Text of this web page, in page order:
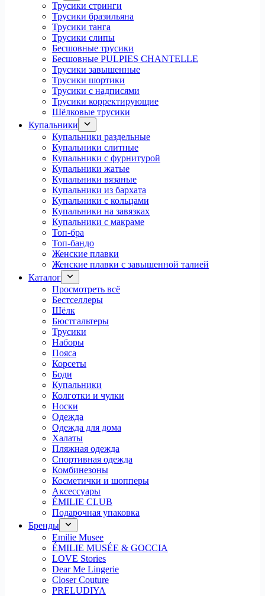
Трусики стринги
Трусики бразильяна
Трусики танга
Трусики слипы
Бесшовные трусики
Бесшовные PULPIES CHANTELLE
Трусики завышенные
Трусики шортики
Трусики с надписями
Трусики корректирующие
Шёлковые трусики
Купальники
Купальники раздельные
Купальники слитные
Купальники с фурнитурой
Купальники жатые
Купальники вязаные
Купальники из бархата
Купальники с кольцами
Купальники на завязках
Купальники с макраме
Топ-бра
Топ-бандо
Женские плавки
Женские плавки с завышенной талией
Каталог
Просмотреть всё
Бестселлеры
Шёлк
Бюстгальтеры
Трусики
Наборы
Пояса
Корсеты
Боди
Купальники
Колготки и чулки
Носки
Одежда
Одежда для дома
Халаты
Пляжная одежда
Спортивная одежда
Комбинезоны
Косметички и шопперы
Аксессуары
ÉMILIE CLUB
Подарочная упаковка
Бренды
Emilie Musee
ÉMILIE MUSÉE & GOCCIA
LOVE Stories
Dear Me Lingerie
Closer Couture
PRELUDIYA